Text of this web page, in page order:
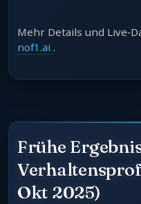
Mehr Details und
nof1.ai .
Frühe
Okt 2025)